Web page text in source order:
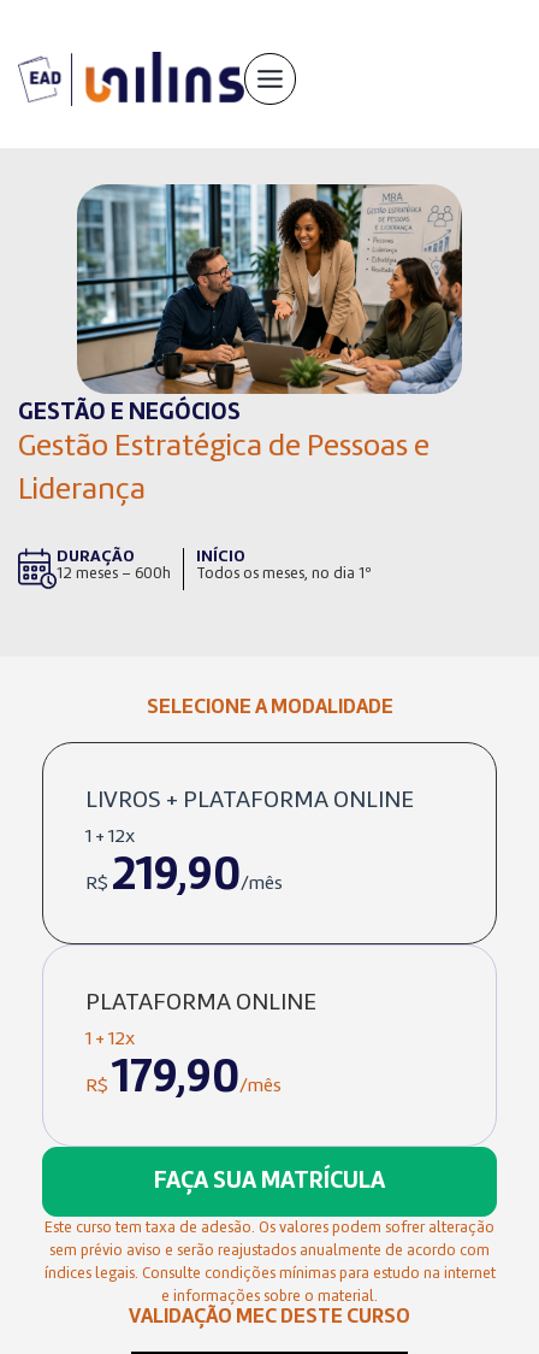
conteúdo
GESTÃO E NEGÓCIOS
Gestão Estratégica de Pessoas e
Liderança
DURAÇÃO
12 meses – 600h
INÍCIO
Todos os meses, no dia 1º
SELECIONE A MODALIDADE
LIVROS + PLATAFORMA ONLINE
1 + 12x
R$ 219,90/mês
PLATAFORMA ONLINE
1 + 12x
R$ 179,90/mês
FAÇA SUA MATRÍCULA
Este curso tem taxa de adesão. Os valores podem sofrer alteração
sem prévio aviso e serão reajustados anualmente de acordo com
índices legais. Consulte condições mínimas para estudo na internet
e informações sobre o material.
VALIDAÇÃO MEC DESTE CURSO